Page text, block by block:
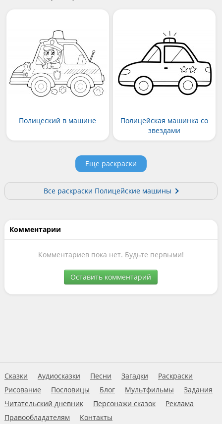
Полицеский в машине
Полицейская машинка со
звездами
Еще раскраски
Все раскраски Полицейские машины
Комментарии
Комментариев пока нет. Будьте первыми!
Оставить комментарий
Сказки Аудиосказки Песни Загадки
Раскраски
Рисование
Пословицы Блог Мультфильмы
Задания
Читательский дневник
Персонажи сказок
Реклама
Правообладателям
Контакты